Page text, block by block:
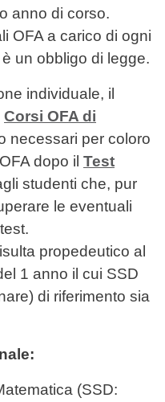
anno di corso.
OFA a carico di ogni
un obbligo di legge.
individuale, il
Corsi OFA di
necessari per coloro
dopo il Test
studenti che, pur
le eventuali
propedeutico al
1 anno il cui SSD
di riferimento sia
(SSD: